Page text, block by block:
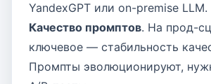
YandexGPT или on-premise LLM.
Качество промптов. На прод-
ключевое — стабильность
Промпты эволюционируют,